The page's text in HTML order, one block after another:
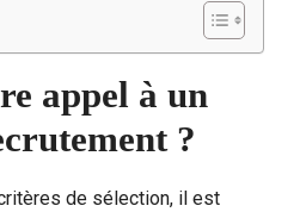
appel à un
?
de sélection, il est